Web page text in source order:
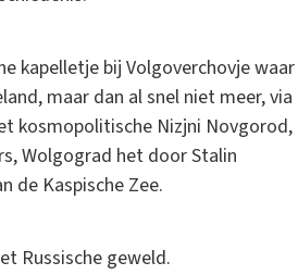
kapelletje bij Volgoverchovje waar
maar dan al snel niet meer, via
kosmopolitische Nizjni Novgorod,
Wolgograd het door Stalin
de Kaspische Zee.
Russische geweld.